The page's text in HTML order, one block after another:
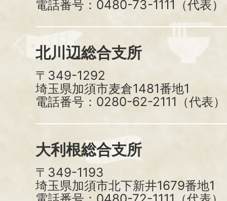
電話番号：0480-73-1111（代表）
北川辺総合支所
〒349-1292
埼玉県加須市麦倉1481番地1
電話番号：0280-62-2111（代表）
大利根総合支所
〒349-1193
埼玉県加須市北下新井1679番地1